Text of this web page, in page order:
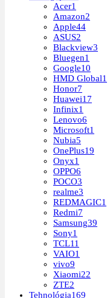
Acer1
Amazon2
Apple44
ASUS2
Blackview3
Bluegen1
Google10
HMD Global1
Honor7
Huawei17
Infinix1
Lenovo6
Microsoft1
Nubia5
OnePlus19
Onyx1
OPPO6
POCO3
realme3
REDMAGIC1
Redmi7
Samsung39
Sony1
TCL11
VAIO1
vivo9
Xiaomi22
ZTE2
Tehnológia169